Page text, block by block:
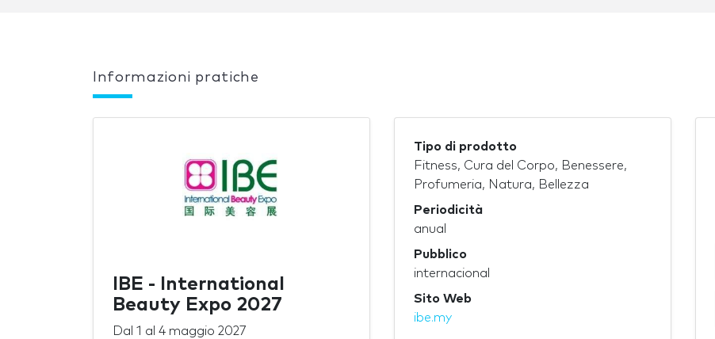
Informazioni pratiche
IBE - International
Beauty Expo 2027
Dal 1 al 4 maggio 2027
Tipo di prodotto
Fitness, Cura del Corpo, Benessere,
Profumeria, Natura, Bellezza
Periodicità
anual
Pubblico
internacional
Sito Web
ibe.my